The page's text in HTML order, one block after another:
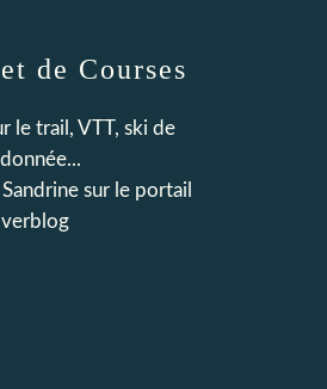
de Courses
le trail, VTT, ski de
Sandrine sur le portail